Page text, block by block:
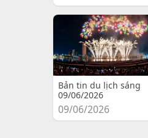
Bản tin du lịch sáng
09/06/2026
09/06/2026